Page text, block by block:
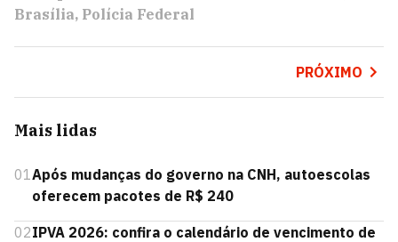
Brasília Polícia Federal
PRÓXIMO
Mais lidas
01Após mudanças do governo na CNH, autoescolas
oferecem pacotes de R$ 240
02IPVA 2026: confira o calendário de vencimento de